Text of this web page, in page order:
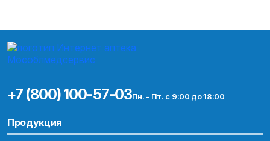
+7 (800) 100-57-03Пн. - Пт. с 9:00 до 18:00
Продукция